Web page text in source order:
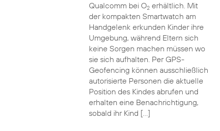
Qualcomm bei O2erhältlich. Mit
der kompakten Smartwatch am
Handgelenk erkunden Kinder ihre
Umgebung, während Eltern sich
keine Sorgen machen müssen wo
sie sich aufhalten. Per GPS-
Geofencing können ausschließlich
autorisierte Personen die aktuelle
Position des Kindes abrufen und
erhalten eine Benachrichtigung,
sobald ihr Kind […]